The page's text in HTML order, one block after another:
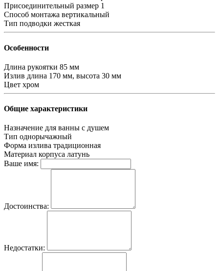
Присоединительный размер 1
Способ монтажа вертикальный
Тип подводки жесткая
Особенности
Длина рукоятки 85 мм
Излив длина 170 мм, высота 30 мм
Цвет хром
Общие характеристики
Назначение для ванны с душем
Тип однорычажный
Форма излива традиционная
Материал корпуса латунь
Ваше имя:
Достоинства:
Недостатки: